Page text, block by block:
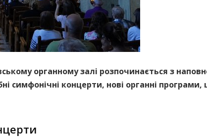
органному залі розпочинається з
симфонічні концерти, нові органні